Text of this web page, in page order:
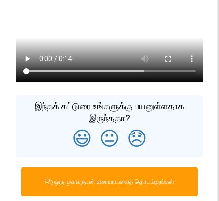
இந்தக் கட்டுரை உங்களுக்கு பயனுள்ளதாக
இருந்ததா?
😃 😐 😞
ஒரு முகவருடன் உரையாடலைத் தொடங்குங்கள்